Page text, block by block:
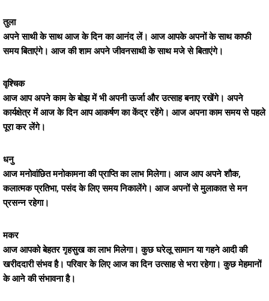
तुला
अपने साथी के साथ आज के दिन का आनंद लें। आज आपके अपनों के साथ काफी
समय बिताएंगे। आज की शाम अपने जीवनसाथी के साथ मजे से बिताएंगे।
वृश्चिक
आज आप अपने काम के बोझ में भी अपनी ऊर्जा और उत्साह बनाए रखेंगे। अपने
कार्यक्षेत्र में आज के दिन आप आकर्षण का केंद्र रहेंगे। आज अपना काम समय से पहले
पूरा कर लेंगे।
धनु
आज मनोवांछित मनोकामना की प्राप्ति का लाभ मिलेगा। आज आप अपने शौक,
कलात्मक प्रतिभा, पसंद के लिए समय निकालेंगे। आज अपनों से मुलाकात से मन
प्रसन्न रहेगा।
मकर
आज आपको बेहतर गृहसुख का लाभ मिलेगा। कुछ घरेलू सामान या गहने आदी की
खरीददारी संभव है। परिवार के लिए आज का दिन उत्साह से भरा रहेगा। कुछ मेहमानों
के आने की संभावना है।